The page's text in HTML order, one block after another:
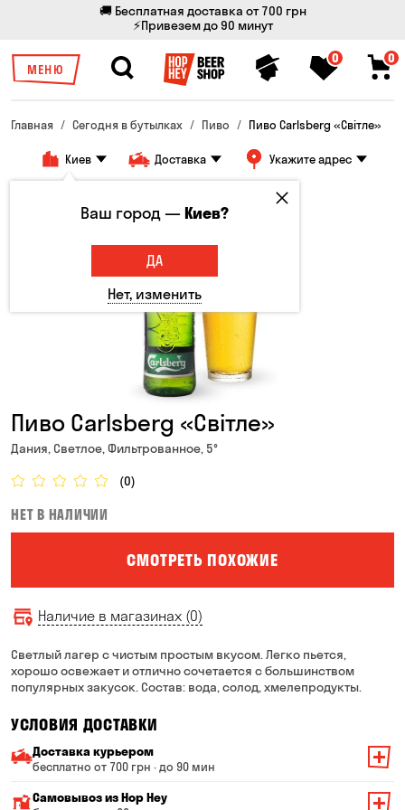
🚚 Бесплатная доставка от 700 грн
⚡Привезем до 90 минут
МЕНЮ
0 0
Главная Сегодня в бутылках Пиво Пиво Carlsberg «Світле»
Киев Доставка Укажите адрес
Пиво Carlsberg «Світле»
Дания, Светлое, Фильтрованное, 5°
(0)
НЕТ В НАЛИЧИИ
СМОТРЕТЬ ПОХОЖИЕ
Наличие в магазинах (0)
Светлый лагер с чистым простым вкусом. Легко пьется,
хорошо освежает и отлично сочетается с большинством
популярных закусок. Состав: вода, солод, хмелепродукты.
УСЛОВИЯ ДОСТАВКИ
Доставка курьером
бесплатно от 700 грн · до 90 мин
Минимальная сумма всего заказа — 200 грн
Самовывоз из Hop Hey
Ваш город —Киев?
ДА
Нет, изменить